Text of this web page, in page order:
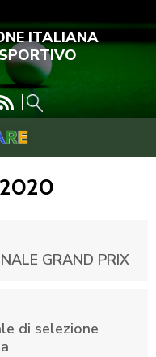
ITALIANA
GRAND PRIX
di selezione